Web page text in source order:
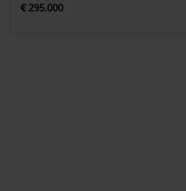
€ 295.000